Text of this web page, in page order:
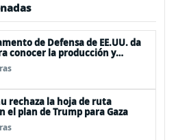
de Defensa de EE.UU. da
conocer la producción y
armamentos
rechaza la hoja de ruta
el plan de Trump para Gaza